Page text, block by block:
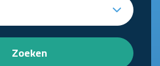
Zoeken